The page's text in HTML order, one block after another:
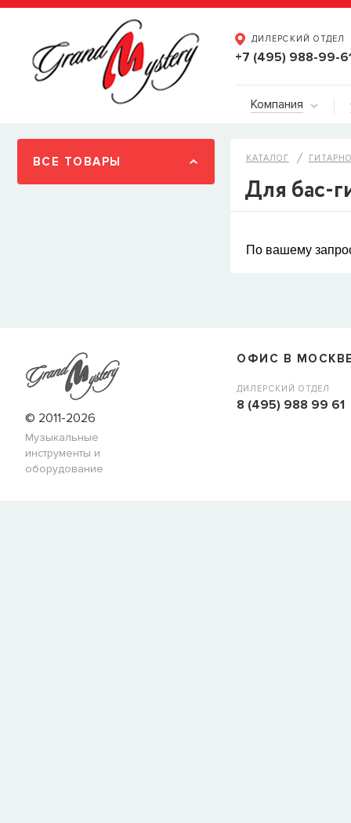
ДИЛЕРСКИЙ ОТДЕЛ
+7 (495) 988-99-
Компания
ВСЕ ТОВАРЫ КАТАЛОГ
Для бас-
По вашему
© 2011-2026
Музыкальные
инструменты и
оборудование
ОФИС В
ДИЛЕРСКИЙ ОТДЕЛ
8 (495) 988 99 61